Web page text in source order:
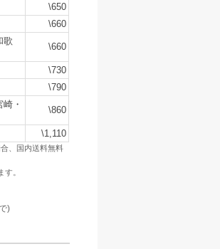
\650
\660
歌
\660
\730
\790
・
\860
\1,110
、国内送料無料
。
)